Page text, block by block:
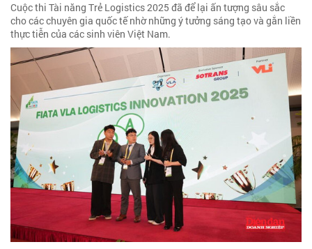
Cuộc thi Tài năng Trẻ Logistics 2025 đã để lại ấn tượng sâu sắc
cho các chuyên gia quốc tế nhờ những ý tưởng sáng tạo và gắn liền
thực tiễn của các sinh viên Việt Nam.